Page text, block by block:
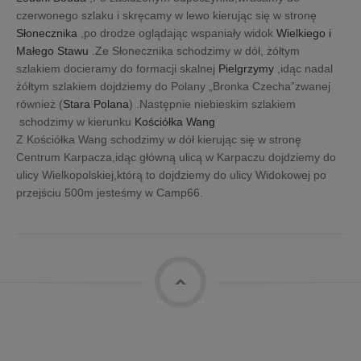
czerwonego szlaku i skręcamy w lewo kierując się w stronę
Słonecznika ,po drodze oglądając wspaniały widok Wielkiego i
Małego Stawu .Ze Słonecznika schodzimy w dół, żółtym
szlakiem docieramy do formacji skalnej Pielgrzymy ,idąc nadal
żółtym szlakiem dojdziemy do Polany „Bronka Czecha”zwanej
również (Stara Polana) .Następnie niebieskim szlakiem
schodzimy w kierunku Kościółka Wang
Z Kościółka Wang schodzimy w dół kierując się w stronę
Centrum Karpacza,idąc główną ulicą w Karpaczu dojdziemy do
ulicy Wielkopolskiej,którą to dojdziemy do ulicy Widokowej po
przejściu 500m jesteśmy w Camp66.